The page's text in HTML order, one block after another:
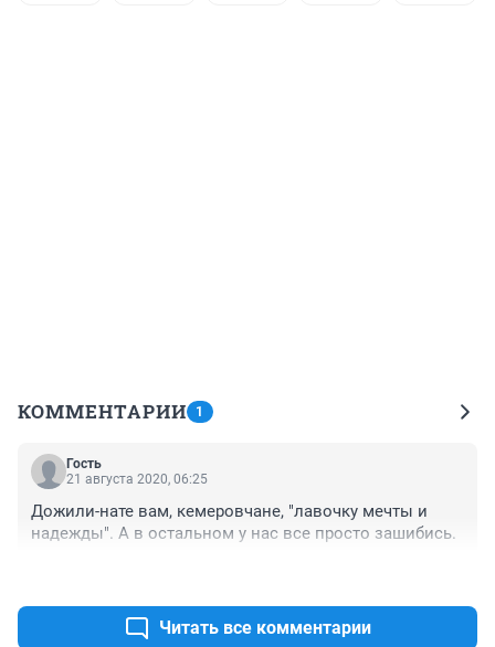
КОММЕНТАРИИ 1
Гость
21 августа 2020, 06:25
Дожили-нате вам, кемеровчане, "лавочку мечты и
надежды". А в остальном у нас все просто зашибись.
Читать все комментарии